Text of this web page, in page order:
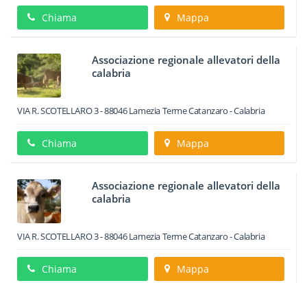
Chiama Mappa
Associazione regionale allevatori della
calabria
VIA R. SCOTELLARO 3-88046 Lamezia TermeCatanzaro -Calabria
Chiama Mappa
Associazione regionale allevatori della
calabria
VIA R. SCOTELLARO 3-88046 Lamezia TermeCatanzaro -Calabria
Chiama Mappa